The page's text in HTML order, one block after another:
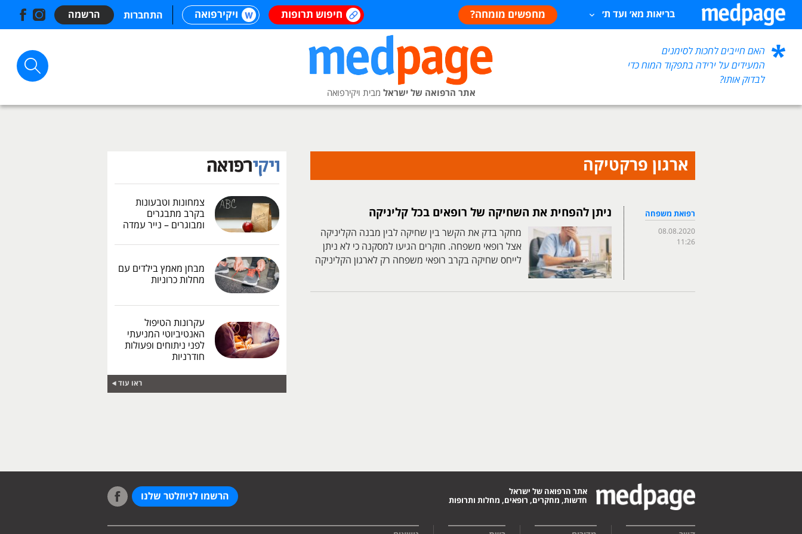
בריאות מא׳ ועד ת׳ מחפשים מומחה? חיפוש תרופות ויקירפואה התחברות הרשמה
האם חייבים לחכות לסימנים
המעידים על ירידה בתפקוד המוח כדי
לבדוק אותו?
אתר הרפואה של ישראל מבית ויקירפואה
ארגון פרקטיקה
רפואת משפחה
08.08.2020
11:26
ניתן להפחית את השחיקה של רופאים בכל קליניקה
מחקר בדק את הקשר בין שחיקה לבין מבנה הקליניקה
אצל רופאי משפחה. חוקרים הגיעו למסקנה כי לא ניתן
לייחס שחיקה בקרב רופאי משפחה רק לארגון הקליניקה
צמחונות וטבעונות
בקרב מתבגרים
ומבוגרים – נייר עמדה
מבחן מאמץ בילדים עם
מחלות כרוניות
עקרונות הטיפול
האנטיביוטי המניעתי
לפני ניתוחים ופעולות
חודרניות
ראו עוד
אתר הרפואה של ישראל
חדשות, מחקרים, רופאים, מחלות ותרופות
הרשמו לניוזלטר שלנו